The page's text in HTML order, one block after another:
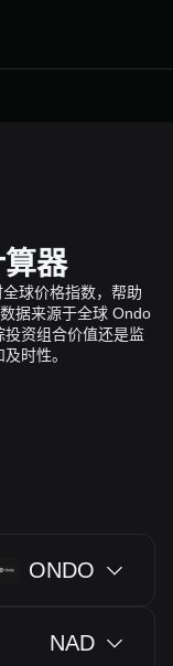
器
球价格指数，帮助
据来源于全球 Ondo
资组合价值还是监
时性。
ONDO
NAD